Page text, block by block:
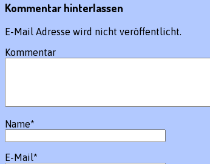
Kommentar hinterlassen
E-Mail Adresse wird nicht veröffentlicht.
Kommentar
Name*
E-Mail*